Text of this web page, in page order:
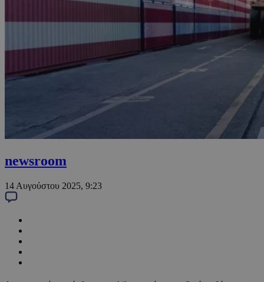
newsroom
14 Αυγούστου 2025, 9:23